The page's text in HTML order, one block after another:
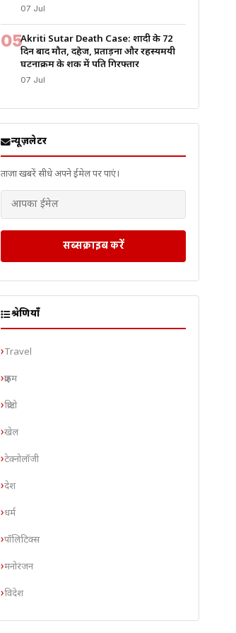
07 Jul
05Akriti Sutar Death Case: शादी के 72
दिन बाद मौत, दहेज, प्रताड़ना और रहस्यमयी
घटनाक्रम के शक में पति गिरफ्तार
07 Jul
न्यूज़लेटर
ताज़ा खबरें सीधे अपने ईमेल पर पाएं।
सब्सक्राइब करें
श्रेणियाँ
Travel
क्राइम
क्रिप्टो
खेल
टेक्नोलॉजी
देश
धर्म
पॉलिटिक्स
मनोरंजन
विदेश